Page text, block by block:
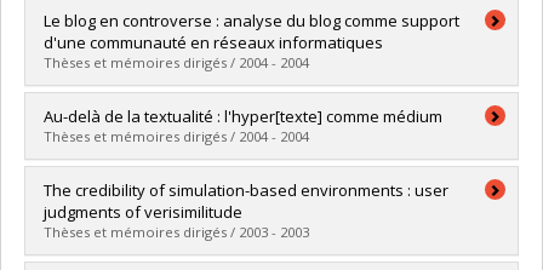
Graduate :Habluetzel, Caroline
Cycle :Master's
Grade :M. Sc.
Lien vers le document dans Papyrus
Le blog en controverse : analyse du blog comme support
d'une communauté en réseaux informatiques
Thèses et mémoires dirigés / 2004 - 2004
Graduate :Siles González, Ignacio
Cycle : Master's
Grade :M. Sc.
Lien vers le document dans Papyrus
Au-delà de la textualité : l'hyper[texte] comme médium
Thèses et mémoires dirigés / 2004 - 2004
Graduate :Zeledón Pérez, Jorge
Cycle :Master's
Grade :M. Sc.
Lien vers le document dans Papyrus
The credibility of simulation-based environments : user
judgments of verisimilitude
Thèses et mémoires dirigés / 2003 - 2003